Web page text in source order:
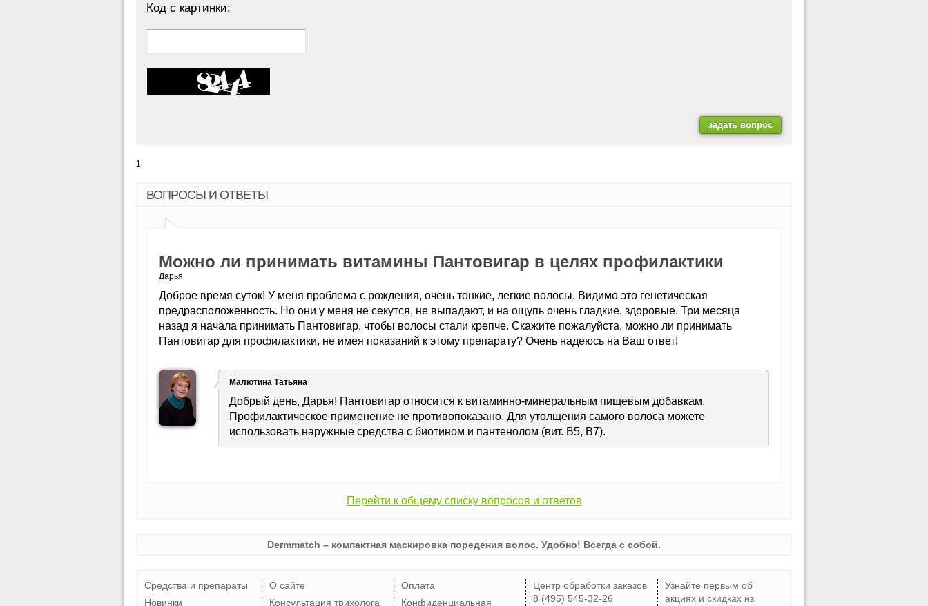
Код с картинки:
1
ВОПРОСЫ И ОТВЕТЫ
Можно ли принимать витамины Пантовигар в целях профилактики
Дарья
Доброе время суток! У меня проблема с рождения, очень тонкие, легкие волосы. Видимо это генетическая
предрасположенность. Но они у меня не секутся, не выпадают, и на ощупь очень гладкие, здоровые. Три месяца
назад я начала принимать Пантовигар, чтобы волосы стали крепче. Скажите пожалуйста, можно ли принимать
Пантовигар для профилактики, не имея показаний к этому препарату? Очень надеюсь на Ваш ответ!
Малютина Татьяна
Добрый день, Дарья! Пантовигар относится к витаминно-минеральным пищевым добавкам.
Профилактическое применение не противопоказано. Для утолщения самого волоса можете
использовать наружные средства с биотином и пантенолом (вит. В5, В7).
Перейти к общему списку вопросов и ответов
Dermmatch – компактная маскировка поредения волос. Удобно! Всегда с собой.
Средства и препараты
Новинки
О сайте
Консультация трихолога
Оплата
Конфиденциальная
Центр обработки заказов
8 (495) 545-32-26
Узнайте первым об
акциях и скидках из